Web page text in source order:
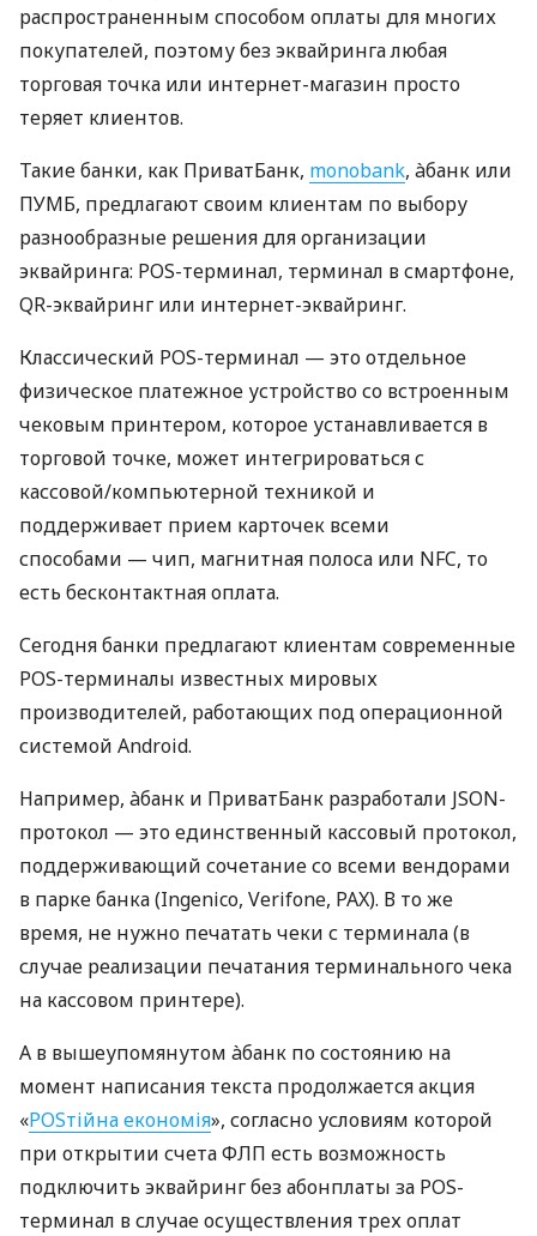
распространенным способом оплаты для многих
покупателей, поэтому без эквайринга любая
торговая точка или интернет-магазин просто
теряет клиентов.
Такие банки, как ПриватБанк, monobank, àбанк или
ПУМБ, предлагают своим клиентам по выбору
разнообразные решения для организации
эквайринга: POS-терминал, терминал в смартфоне,
QR-эквайринг или интернет-эквайринг.
Классический POS-терминал — это отдельное
физическое платежное устройство со встроенным
чековым принтером, которое устанавливается в
торговой точке, может интегрироваться с
кассовой/компьютерной техникой и
поддерживает прием карточек всеми
способами — чип, магнитная полоса или NFC, то
есть бесконтактная оплата.
Сегодня банки предлагают клиентам современные
POS-терминалы известных мировых
производителей, работающих под операционной
системой Android.
Например, àбанк и ПриватБанк разработали JSON-
протокол — это единственный кассовый протокол,
поддерживающий сочетание со всеми вендорами
в парке банка (Ingenico, Verifone, PAX). В то же
время, не нужно печатать чеки с терминала (в
случае реализации печатания терминального чека
на кассовом принтере).
А в вышеупомянутом àбанк по состоянию на
момент написания текста продолжается акция
«POSтійна економія», согласно условиям которой
при открытии счета ФЛП есть возможность
подключить эквайринг без абонплаты за POS-
терминал в случае осуществления трех оплат